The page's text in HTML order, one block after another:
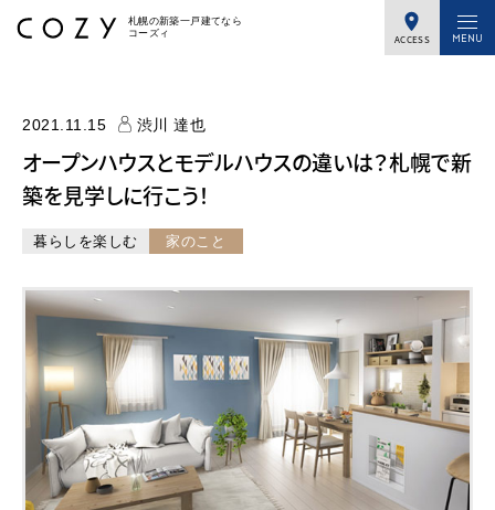
札幌の新築一戸建てなら
コーズィ
ACCESS
2021.11.15 渋川 達也
オープンハウスとモデルハウスの違いは？札幌で新
築を見学しに行こう！
暮らしを楽しむ 家のこと